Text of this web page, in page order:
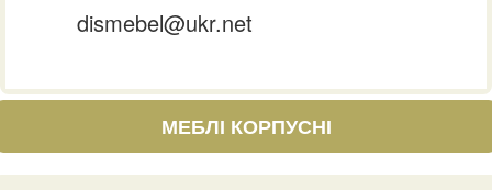
dismebel@ukr.net
МЕБЛІ КОРПУСНІ